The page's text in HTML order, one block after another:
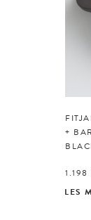
+
1.198
LES